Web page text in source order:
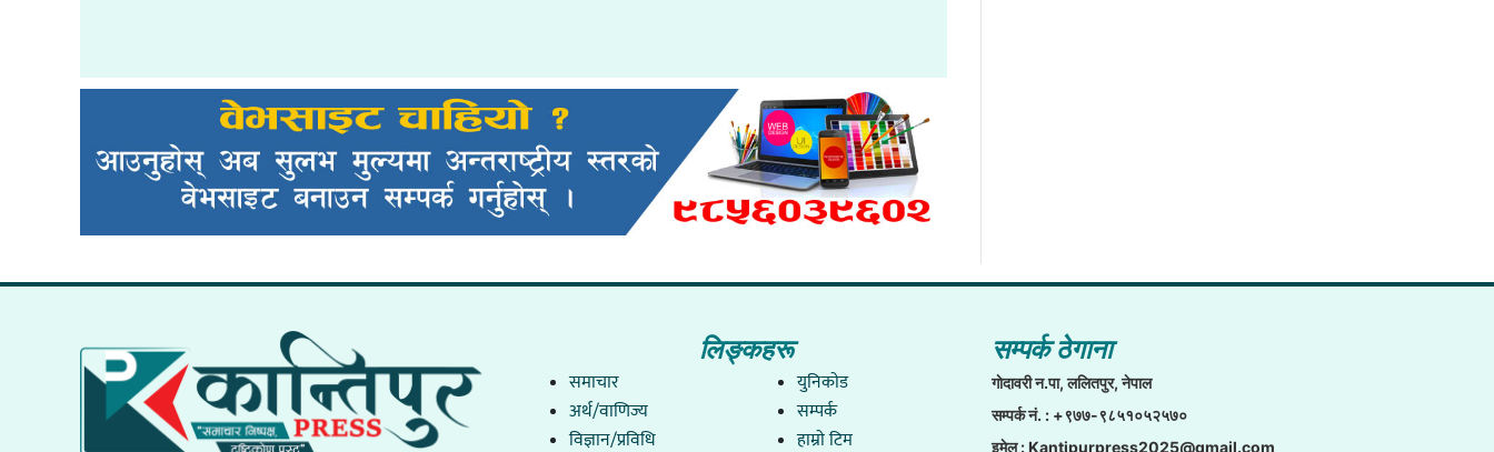
लिङ्कहरू
समाचार
अर्थ/वाणिज्य
विज्ञान/प्रविधि
युनिकाेड
सम्पर्क
हाम्राे टिम
सम्पर्क ठेगाना
गाेदावरी न.पा, ललितपुर, नेपाल
सम्पर्क नं. : +९७७-९८५१०५२५७०
इमेल :Kantipurpress2025@gmail.com